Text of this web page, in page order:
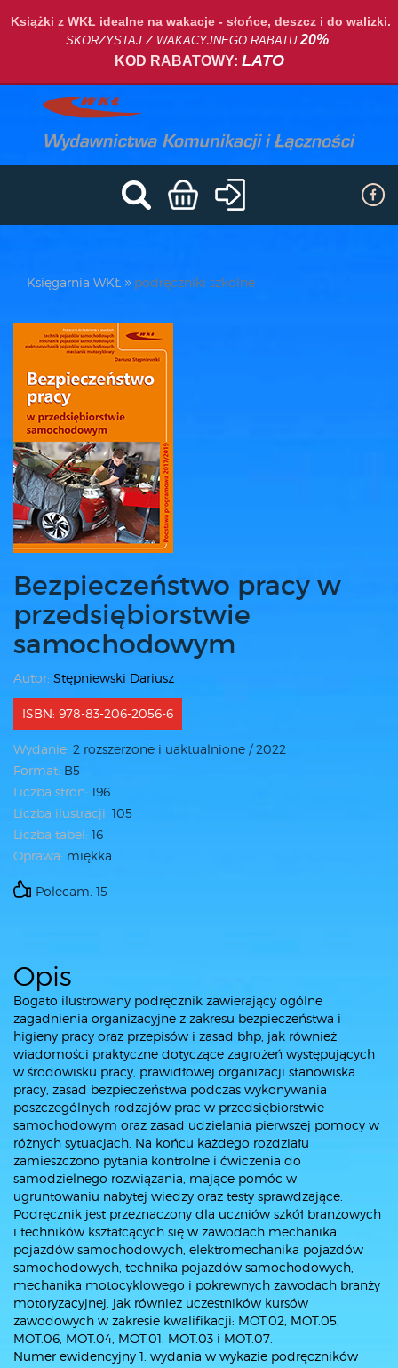
Książki z WKŁ idealne na wakacje - słońce, deszcz i do walizki.
SKORZYSTAJ Z WAKACYJNEGO RABATU20%.
KOD RABATOWY: LATO
Księgarnia WKŁ podręczniki szkolne
Bezpieczeństwo pracy w
przedsiębiorstwie
samochodowym
Autor: Stępniewski Dariusz
ISBN: 978-83-206-2056-6
Wydanie: 2 rozszerzone i uaktualnione / 2022
Format: B5
Liczba stron: 196
Liczba ilustracji: 105
Liczba tabel: 16
Oprawa: miękka
Polecam: 15
Opis
Bogato ilustrowany podręcznik zawierający ogólne
zagadnienia organizacyjne z zakresu bezpieczeństwa i
higieny pracy oraz przepisów i zasad bhp, jak również
wiadomości praktyczne dotyczące zagrożeń występujących
w środowisku pracy, prawidłowej organizacji stanowiska
pracy, zasad bezpieczeństwa podczas wykonywania
poszczególnych rodzajów prac w przedsiębiorstwie
samochodowym oraz zasad udzielania pierwszej pomocy w
różnych sytuacjach. Na końcu każdego rozdziału
zamieszczono pytania kontrolne i ćwiczenia do
samodzielnego rozwiązania, mające pomóc w
ugruntowaniu nabytej wiedzy oraz testy sprawdzające.
Podręcznik jest przeznaczony dla uczniów szkół branżowych
i techników kształcących się w zawodach mechanika
pojazdów samochodowych, elektromechanika pojazdów
samochodowych, technika pojazdów samochodowych,
mechanika motocyklowego i pokrewnych zawodach branży
motoryzacyjnej, jak również uczestników kursów
zawodowych w zakresie kwalifikacji: MOT.02, MOT.05,
MOT.06, MOT.04, MOT.01. MOT.03 i MOT.07.
Numer ewidencyjny 1. wydania w wykazie podręczników